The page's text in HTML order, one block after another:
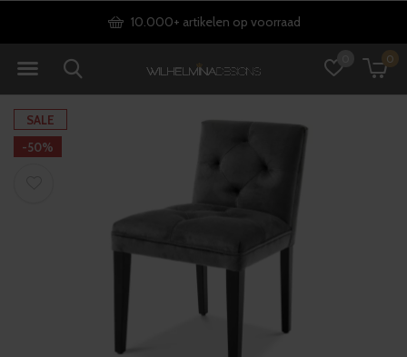
0
10.000+ artikelen op voorraad
SALE
-50%